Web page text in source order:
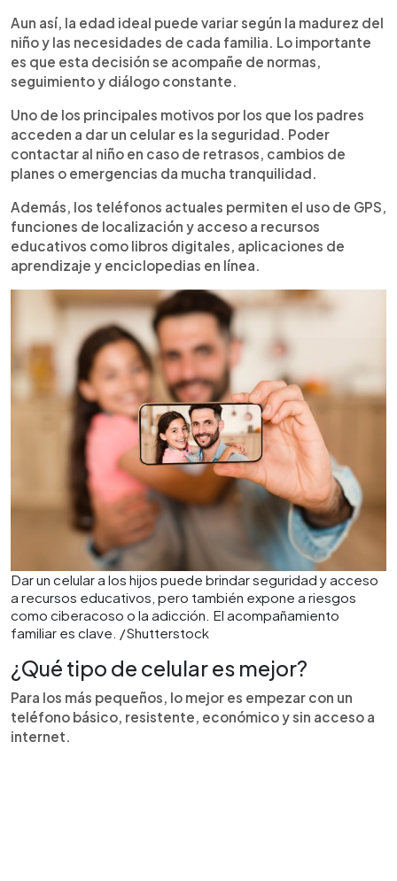
Aun así, la edad ideal puede variar según la madurez del
niño y las necesidades de cada familia. Lo importante
es que esta decisión se acompañe de normas,
seguimiento y diálogo constante.
Uno de los principales motivos por los que los padres
acceden a dar un celular es la seguridad. Poder
contactar al niño en caso de retrasos, cambios de
planes o emergencias da mucha tranquilidad.
Además, los teléfonos actuales permiten el uso de GPS,
funciones de localización y acceso a recursos
educativos como libros digitales, aplicaciones de
aprendizaje y enciclopedias en línea.
Dar un celular a los hijos puede brindar seguridad y acceso
a recursos educativos, pero también expone a riesgos
como ciberacoso o la adicción. El acompañamiento
familiar es clave. /Shutterstock
¿Qué tipo de celular es mejor?
Para los más pequeños, lo mejor es empezar con un
teléfono básico, resistente, económico y sin acceso a
internet.